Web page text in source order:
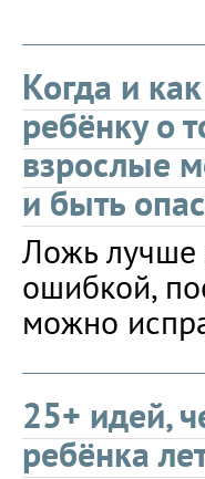
Когда и
ребёнку о
взрослые
и быть
Ложь лучше
ошибкой,
можно
25+ идей,
ребёнка